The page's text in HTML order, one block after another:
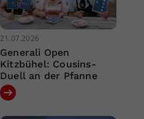
21.07.2026
Generali Open
Kitzbühel: Cousins-
Duell an der Pfanne